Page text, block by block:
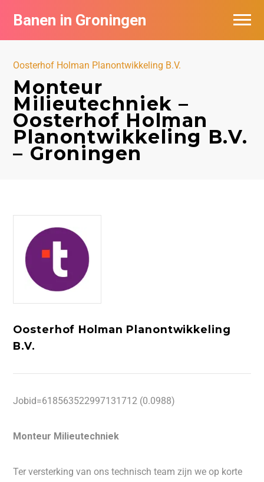
Banen in Groningen
Oosterhof Holman Planontwikkeling B.V.
Monteur
Milieutechniek –
Oosterhof Holman
Planontwikkeling B.V.
– Groningen
Oosterhof Holman Planontwikkeling
B.V.
Jobid=618563522997131712 (0.0988)
Monteur Milieutechniek
Ter versterking van ons technisch team zijn we op korte
Vacatures per bedrijf
De populairste vacatures in Groningen
Nieuwsbrief feed